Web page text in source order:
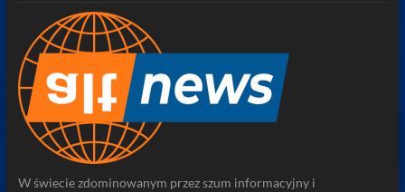
W świecie zdominowanym przez szum informacyjny i